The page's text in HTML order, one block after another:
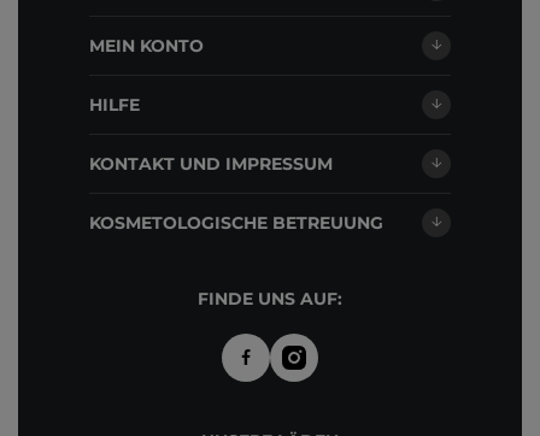
MEIN KONTO
HILFE
KONTAKT UND IMPRESSUM
KOSMETOLOGISCHE BETREUUNG
FINDE UNS AUF: